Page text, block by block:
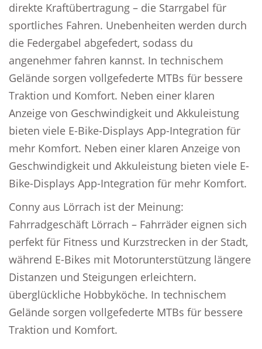
direkte Kraftübertragung – die Starrgabel für
sportliches Fahren. Unebenheiten werden durch
die Federgabel abgefedert, sodass du
angenehmer fahren kannst. In technischem
Gelände sorgen vollgefederte MTBs für bessere
Traktion und Komfort. Neben einer klaren
Anzeige von Geschwindigkeit und Akkuleistung
bieten viele E-Bike-Displays App-Integration für
mehr Komfort. Neben einer klaren Anzeige von
Geschwindigkeit und Akkuleistung bieten viele E-
Bike-Displays App-Integration für mehr Komfort.
Conny aus Lörrach ist der Meinung:
Fahrradgeschäft Lörrach – Fahrräder eignen sich
perfekt für Fitness und Kurzstrecken in der Stadt,
während E-Bikes mit Motorunterstützung längere
Distanzen und Steigungen erleichtern.
überglückliche Hobbyköche. In technischem
Gelände sorgen vollgefederte MTBs für bessere
Traktion und Komfort.